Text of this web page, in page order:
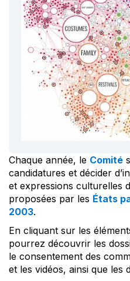
Chaque année, le Comité
candidatures et décider
et expressions culturelles
proposées par les États
2003.
En cliquant sur les
pourrez découvrir les
le consentement des
et les vidéos, ainsi que les